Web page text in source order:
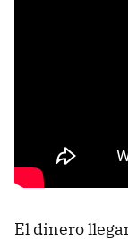
El dinero